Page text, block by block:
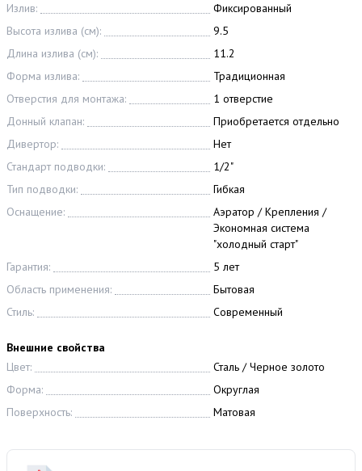
Излив:
Фиксированный
Высота излива (см):
9.5
Длина излива (см):
11.2
Форма излива:
Традиционная
Отверстия для монтажа:
1 отверстие
Донный клапан:
Приобретается отдельно
Дивертор:
Нет
Стандарт подводки:
1/2"
Тип подводки:
Гибкая
Оснащение:
Аэратор / Крепления /
Экономная система
"холодный старт"
Гарантия:
5 лет
Область применения:
Бытовая
Стиль:
Современный
Внешние свойства
Цвет:
Сталь / Черное золото
Форма:
Округлая
Поверхность:
Матовая